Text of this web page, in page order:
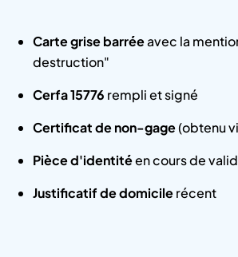
Carte grise barréeavec la
destruction"
Cerfa 15776 rempli et signé
Certificat de non-gage(obtenu
Pièce d'identitéen cours de
Justificatif de domicilerécent